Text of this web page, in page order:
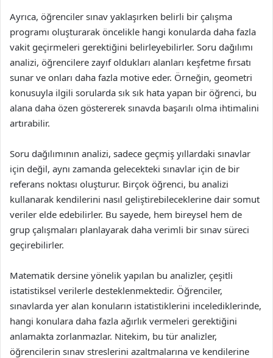
Ayrıca, öğrenciler sınav yaklaşırken belirli bir çalışma
programı oluşturarak öncelikle hangi konularda daha fazla
vakit geçirmeleri gerektiğini belirleyebilirler. Soru dağılımı
analizi, öğrencilere zayıf oldukları alanları keşfetme fırsatı
sunar ve onları daha fazla motive eder. Örneğin, geometri
konusuyla ilgili sorularda sık sık hata yapan bir öğrenci, bu
alana daha özen göstererek sınavda başarılı olma ihtimalini
artırabilir.
Soru dağılımının analizi, sadece geçmiş yıllardaki sınavlar
için değil, aynı zamanda gelecekteki sınavlar için de bir
referans noktası oluşturur. Birçok öğrenci, bu analizi
kullanarak kendilerini nasıl geliştirebileceklerine dair somut
veriler elde edebilirler. Bu sayede, hem bireysel hem de
grup çalışmaları planlayarak daha verimli bir sınav süreci
geçirebilirler.
Matematik dersine yönelik yapılan bu analizler, çeşitli
istatistiksel verilerle desteklenmektedir. Öğrenciler,
sınavlarda yer alan konuların istatistiklerini incelediklerinde,
hangi konulara daha fazla ağırlık vermeleri gerektiğini
anlamakta zorlanmazlar. Nitekim, bu tür analizler,
öğrencilerin sınav streslerini azaltmalarına ve kendilerine